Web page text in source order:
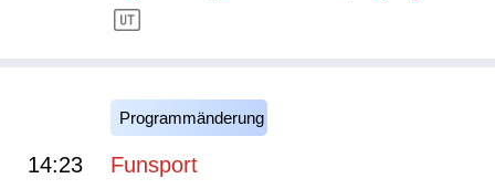
Programmänderung
14:23 Funsport